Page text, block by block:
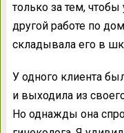
только за тем,
другой работе по
складывала его в
У одного клиента
и выходила из
Но однажды она